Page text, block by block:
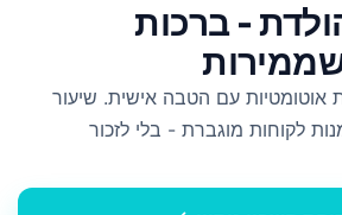
- ברכות
אוטומטיות עם הטבה אישית. שיעור
ונאמנות לקוחות מוגברת - בלי לזכור